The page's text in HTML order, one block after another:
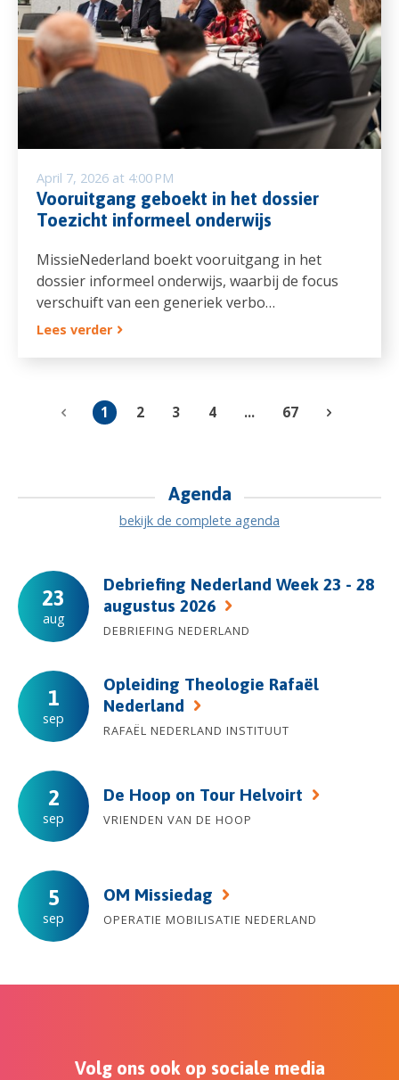
April 7, 2026 at 4:00 PM
Vooruitgang geboekt in het dossier
Toezicht informeel onderwijs
MissieNederland boekt vooruitgang in het
dossier informeel onderwijs, waarbij de focus
verschuift van een generiek verbo…
Lees verder
1 2 3 4 ... 67
Agenda
bekijk de complete agenda
23
aug
Debriefing Nederland Week 23 - 28
augustus 2026
DEBRIEFING NEDERLAND
1
sep
Opleiding Theologie Rafaël
Nederland
RAFAËL NEDERLAND INSTITUUT
2
sep
De Hoop on Tour Helvoirt
VRIENDEN VAN DE HOOP
5
sep
OM Missiedag
OPERATIE MOBILISATIE NEDERLAND
Volg ons ook op sociale media